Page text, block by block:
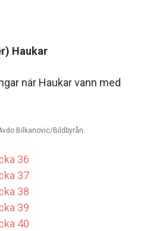
Haukar
när Haukar vann med
Bilkanovic/Bildbyrån.
36
37
38
39
40